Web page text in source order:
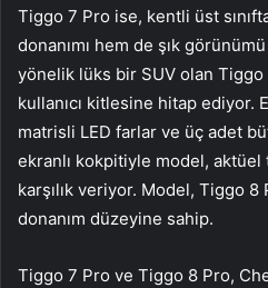
Tiggo 7 Pro ise, kentli üst
donanımı hem de şık
yönelik lüks bir SUV olan
kullanıcı kitlesine hitap ediyor.
matrisli LED farlar ve üç adet
ekranlı kokpitiyle model,
karşılık veriyor. Model, Tiggo
donanım düzeyine sahip.
Tiggo 7 Pro ve Tiggo 8 Pro,